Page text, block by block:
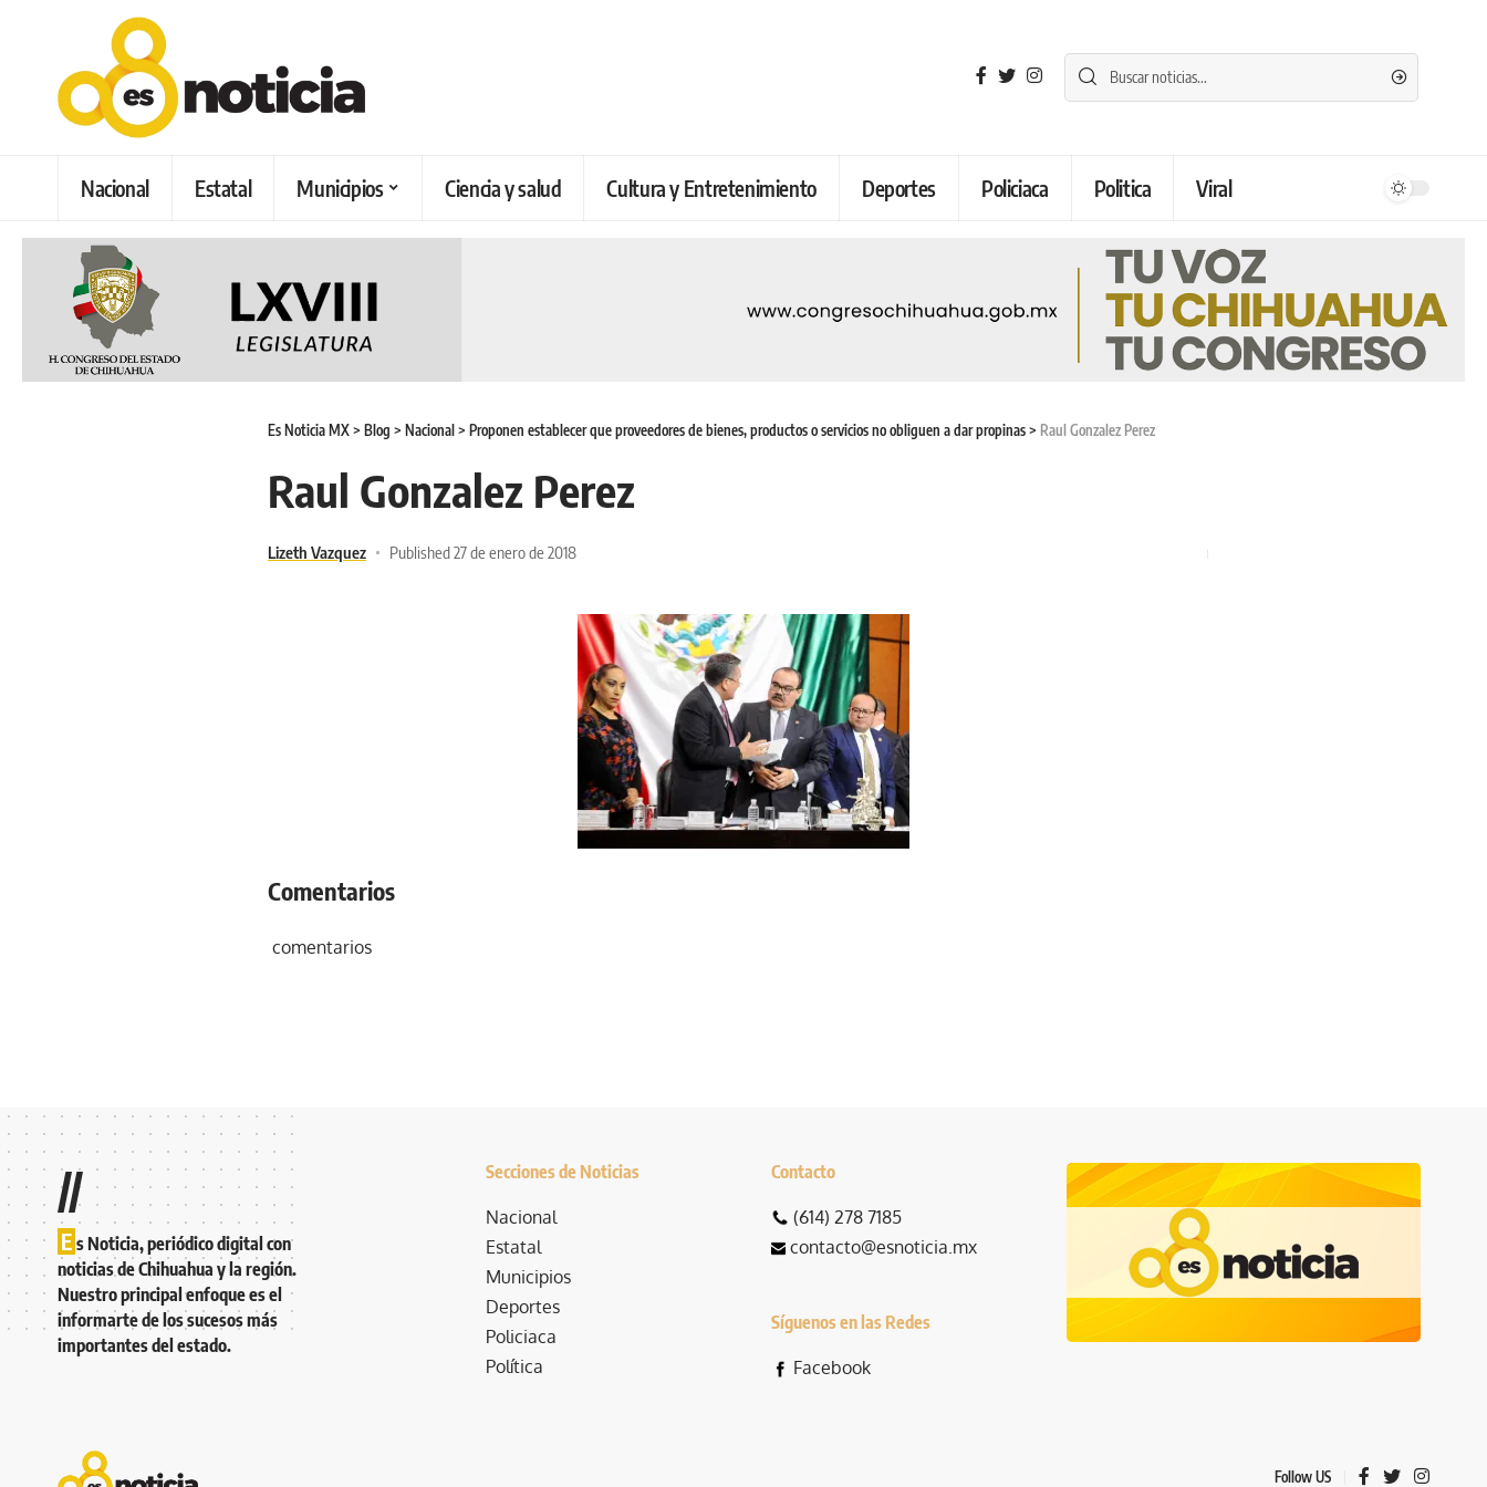
Nacional Estatal Municipios Ciencia y salud Cultura y Entretenimiento Deportes Policiaca Politica Viral
Es Noticia MX> Blog > Nacional > Proponen establecer que proveedores de bienes, productos o servicios no obliguen a dar propinas> Raul Gonzalez Perez
Raul Gonzalez Perez
Lizeth Vazquez Published 27 de enero de 2018
Comentarios
comentarios
//
E s Noticia, periódico digital con
noticias de Chihuahua y la región.
Nuestro principal enfoque es el
informarte de los sucesos más
importantes del estado.
Secciones de Noticias
Nacional
Estatal
Municipios
Deportes
Policiaca
Política
Contacto
(614) 278 7185
contacto@esnoticia.mx
Síguenos en las Redes
Facebook
Follow US